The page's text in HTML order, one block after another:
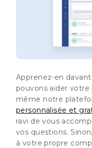
Apprenez-en
pouvons aider
même notre
personnalisée et
ravi de vous
vos questions.
à votre propre